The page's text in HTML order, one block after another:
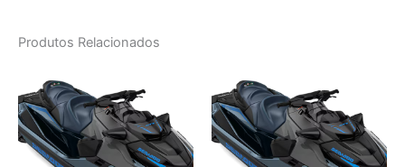
Produtos Relacionados